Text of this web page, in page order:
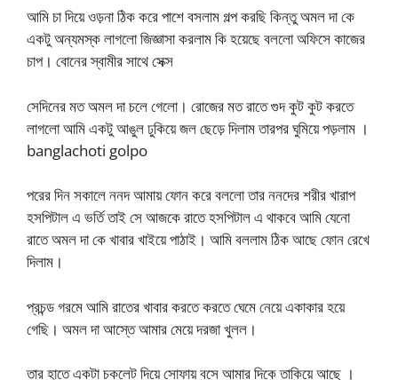
আমি চা দিয়ে ওড়না ঠিক করে পাশে বসলাম গল্প করছি কিন্তু অমল দা কে
একটু অন্যমস্ক লাগলো জিজ্ঞাসা করলাম কি হয়েছে বললো অফিসে কাজের
চাপ। বোনের স্বামীর সাথে সেক্স
সেদিনের মত অমল দা চলে গেলো। রোজের মত রাতে গুদ কুট কুট করতে
লাগলো আমি একটু আঙুল ঢুকিয়ে জল ছেড়ে দিলাম তারপর ঘুমিয়ে পড়লাম ।
banglachoti golpo
পরের দিন সকালে ননদ আমায় ফোন করে বললো তার ননদের শরীর খারাপ
হসপিটাল এ ভর্তি তাই সে আজকে রাতে হসপিটাল এ থাকবে আমি যেনো
রাতে অমল দা কে খাবার খাইয়ে পাঠাই। আমি বললাম ঠিক আছে ফোন রেখে
দিলাম।
প্রচন্ড গরমে আমি রাতের খাবার করতে করতে ঘেমে নেয়ে একাকার হয়ে
গেছি। অমল দা আস্তে আমার মেয়ে দরজা খুলল।
তার হাতে একটা চকলেট দিয়ে সোফায় বসে আমার দিকে তাকিয়ে আছে ।